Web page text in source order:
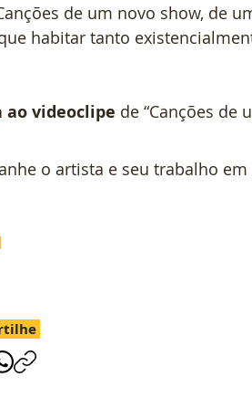
de um novo show, de
habitar tanto
ao videoclipe de “Canções de
o artista e seu trabalho em